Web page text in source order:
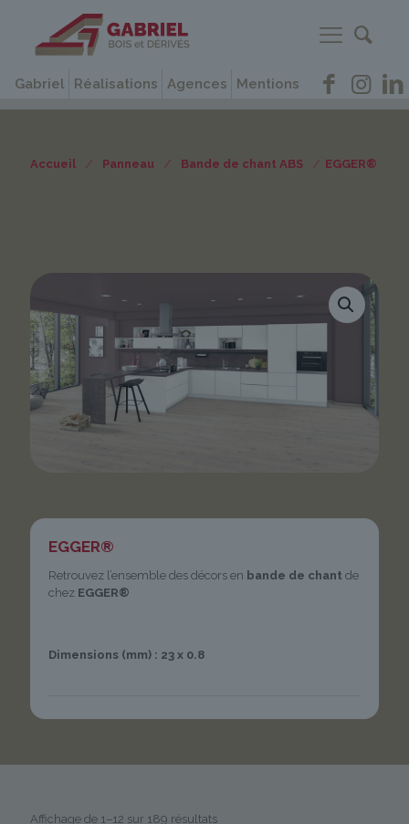
Gabriel Réalisations Agences Mentions
Accueil / Panneau / Bande de chant ABS / EGGER®
EGGER®
Retrouvez l’ensemble des décors en bande de chant de
chez EGGER®
Dimensions (mm) : 23 x 0.8
Affichage de 1–12 sur 189 résultats